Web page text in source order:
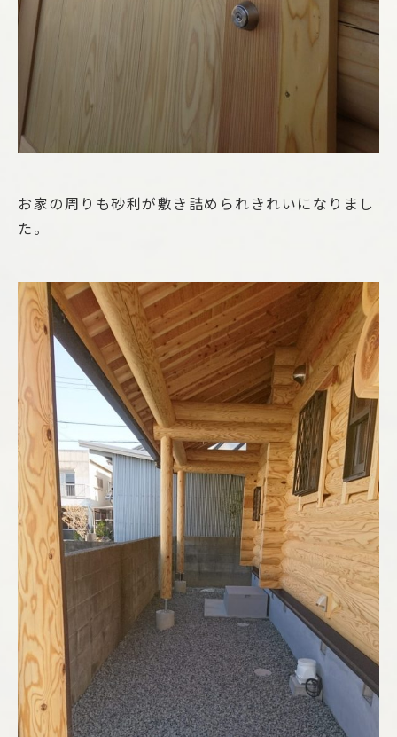
お家の周りも砂利が敷き詰められきれいになりまし
た。